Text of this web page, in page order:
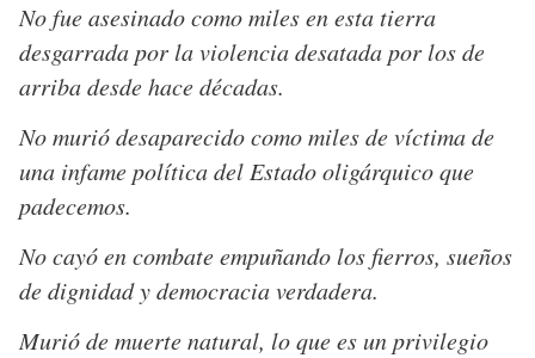
No fue asesinado como miles en esta tierra
desgarrada por la violencia desatada por los de
arriba desde hace décadas.
No murió desaparecido como miles de víctima de
una infame política del Estado oligárquico que
padecemos.
No cayó en combate empuñando los fierros, sueños
de dignidad y democracia verdadera.
Murió de muerte natural, lo que es un privilegio